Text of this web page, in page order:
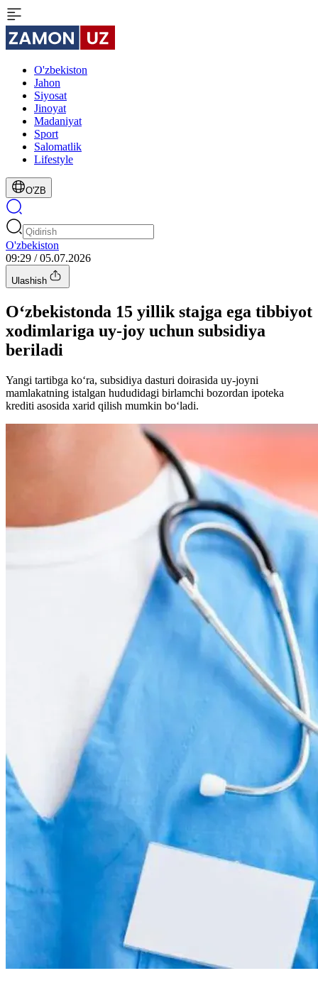
O'zbekiston
Jahon
Siyosat
Jinoyat
Madaniyat
Sport
Salomatlik
Lifestyle
O'ZB
O'zbekiston
09:29 / 05.07.2026
Ulashish
O‘zbekistonda 15 yillik stajga ega tibbiyot
xodimlariga uy-joy uchun subsidiya
beriladi
Yangi tartibga ko‘ra, subsidiya dasturi doirasida uy-joyni
mamlakatning istalgan hududidagi birlamchi bozordan ipoteka
krediti asosida xarid qilish mumkin bo‘ladi.